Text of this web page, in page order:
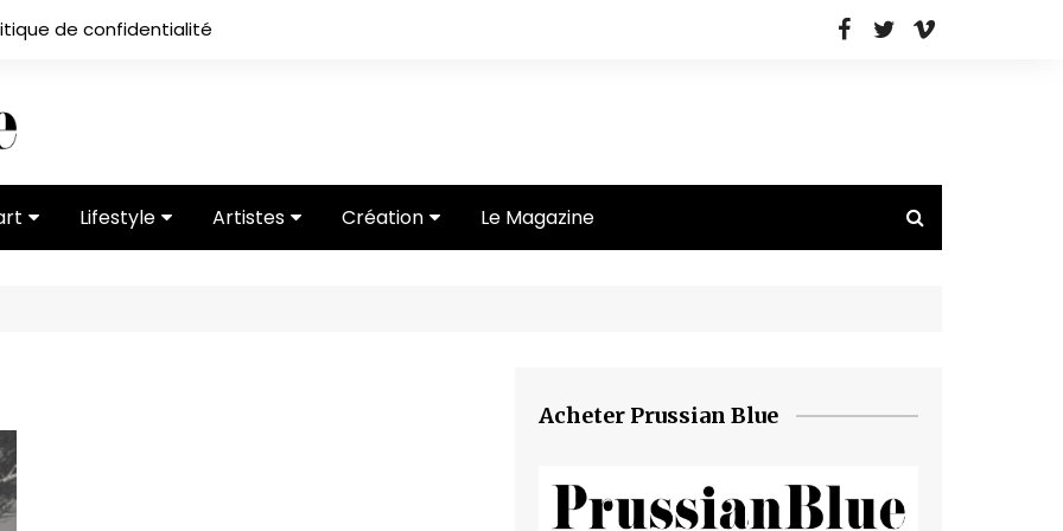
de confidentialité
Lifestyle Artistes Création Le Magazine
Acheter Prussian Blue